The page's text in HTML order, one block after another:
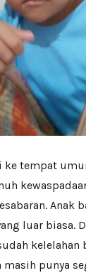
ke tempat
Anak
luar biasa.
kelelahan
masih punya